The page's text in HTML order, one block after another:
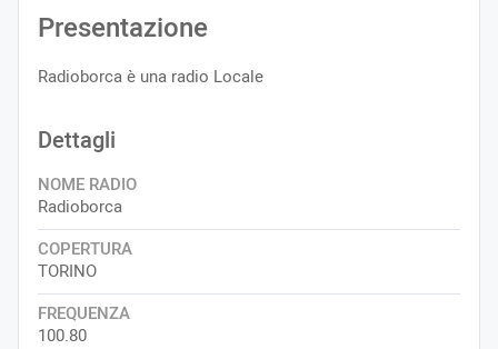
Presentazione
Radioborca è una radio Locale
Dettagli
NOME RADIO
Radioborca
COPERTURA
TORINO
FREQUENZA
100.80